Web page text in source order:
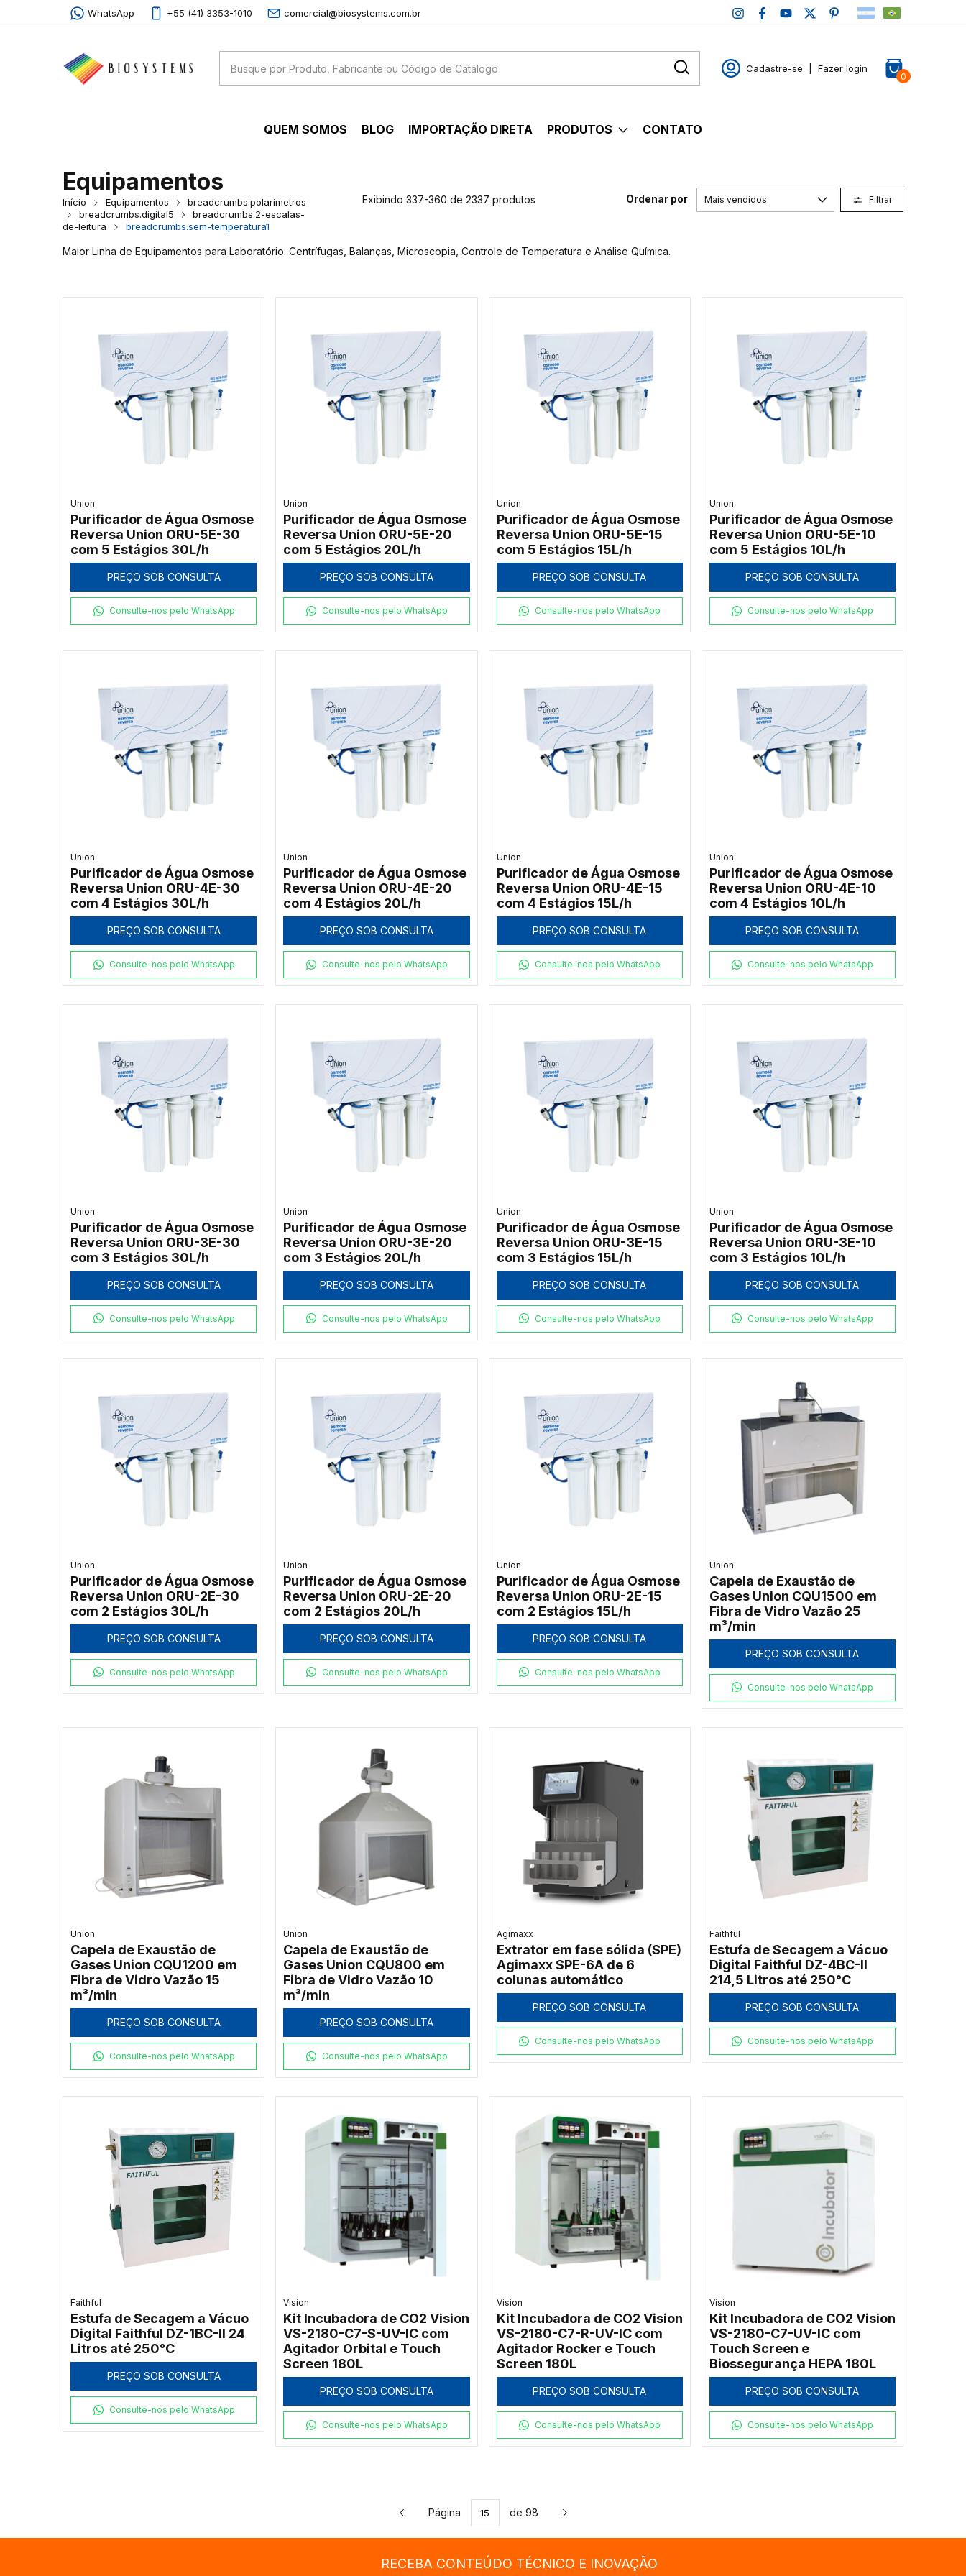
WhatsApp +55 (41) 3353-1010 comercial@biosystems.com.br
Cadastre-se Fazer login
0
QUEM SOMOS BLOG IMPORTAÇÃO DIRETA PRODUTOS CONTATO
Equipamentos
Início Equipamentos
breadcrumbs.polarimetros
breadcrumbs.digital5
breadcrumbs.2-escalas-
de-leitura
breadcrumbs.sem-temperatura1
Exibindo 337-360 de 2337 produtos Ordenar por Filtrar
Maior Linha de Equipamentos para Laboratório: Centrífugas, Balanças, Microscopia, Controle de Temperatura e Análise Química.
Union
Purificador de Água Osmose
Reversa Union ORU-5E-30
com 5 Estágios 30L/h
PREÇO SOB CONSULTA
Consulte-nos pelo WhatsApp
Union
Purificador de Água Osmose
Reversa Union ORU-5E-20
com 5 Estágios 20L/h
PREÇO SOB CONSULTA
Consulte-nos pelo WhatsApp
Union
Purificador de Água Osmose
Reversa Union ORU-5E-15
com 5 Estágios 15L/h
PREÇO SOB CONSULTA
Consulte-nos pelo WhatsApp
Union
Purificador de Água Osmose
Reversa Union ORU-5E-10
com 5 Estágios 10L/h
PREÇO SOB CONSULTA
Consulte-nos pelo WhatsApp
Union
Purificador de Água Osmose
Reversa Union ORU-4E-30
com 4 Estágios 30L/h
PREÇO SOB CONSULTA
Consulte-nos pelo WhatsApp
Union
Purificador de Água Osmose
Reversa Union ORU-4E-20
com 4 Estágios 20L/h
PREÇO SOB CONSULTA
Consulte-nos pelo WhatsApp
Union
Purificador de Água Osmose
Reversa Union ORU-4E-15
com 4 Estágios 15L/h
PREÇO SOB CONSULTA
Consulte-nos pelo WhatsApp
Union
Purificador de Água Osmose
Reversa Union ORU-4E-10
com 4 Estágios 10L/h
PREÇO SOB CONSULTA
Consulte-nos pelo WhatsApp
Union
Purificador de Água Osmose
Reversa Union ORU-3E-30
com 3 Estágios 30L/h
PREÇO SOB CONSULTA
Consulte-nos pelo WhatsApp
Union
Purificador de Água Osmose
Reversa Union ORU-3E-20
com 3 Estágios 20L/h
PREÇO SOB CONSULTA
Consulte-nos pelo WhatsApp
Union
Purificador de Água Osmose
Reversa Union ORU-3E-15
com 3 Estágios 15L/h
PREÇO SOB CONSULTA
Consulte-nos pelo WhatsApp
Union
Purificador de Água Osmose
Reversa Union ORU-3E-10
com 3 Estágios 10L/h
PREÇO SOB CONSULTA
Consulte-nos pelo WhatsApp
Union
Purificador de Água Osmose
Reversa Union ORU-2E-30
com 2 Estágios 30L/h
PREÇO SOB CONSULTA
Consulte-nos pelo WhatsApp
Union
Purificador de Água Osmose
Reversa Union ORU-2E-20
com 2 Estágios 20L/h
PREÇO SOB CONSULTA
Consulte-nos pelo WhatsApp
Union
Purificador de Água Osmose
Reversa Union ORU-2E-15
com 2 Estágios 15L/h
PREÇO SOB CONSULTA
Consulte-nos pelo WhatsApp
Union
Capela de Exaustão de
Gases Union CQU1500 em
Fibra de Vidro Vazão 25
m³/min
PREÇO SOB CONSULTA
Consulte-nos pelo WhatsApp
Union
Capela de Exaustão de
Gases Union CQU1200 em
Fibra de Vidro Vazão 15
m³/min
PREÇO SOB CONSULTA
Consulte-nos pelo WhatsApp
Union
Capela de Exaustão de
Gases Union CQU800 em
Fibra de Vidro Vazão 10
m³/min
PREÇO SOB CONSULTA
Consulte-nos pelo WhatsApp
Agimaxx
Extrator em fase sólida (SPE)
Agimaxx SPE-6A de 6
colunas automático
PREÇO SOB CONSULTA
Consulte-nos pelo WhatsApp
Faithful
Estufa de Secagem a Vácuo
Digital Faithful DZ-4BC-II
214,5 Litros até 250°C
PREÇO SOB CONSULTA
Consulte-nos pelo WhatsApp
Faithful
Estufa de Secagem a Vácuo
Digital Faithful DZ-1BC-II 24
Litros até 250°C
PREÇO SOB CONSULTA
Consulte-nos pelo WhatsApp
Vision
Kit Incubadora de CO2 Vision
VS-2180-C7-S-UV-IC com
Agitador Orbital e Touch
Screen 180L
PREÇO SOB CONSULTA
Consulte-nos pelo WhatsApp
Vision
Kit Incubadora de CO2 Vision
VS-2180-C7-R-UV-IC com
Agitador Rocker e Touch
Screen 180L
PREÇO SOB CONSULTA
Consulte-nos pelo WhatsApp
Vision
Kit Incubadora de CO2 Vision
VS-2180-C7-UV-IC com
Touch Screen e
Biossegurança HEPA 180L
PREÇO SOB CONSULTA
Consulte-nos pelo WhatsApp
Página de 98
RECEBA CONTEÚDO TÉCNICO E INOVAÇÃO